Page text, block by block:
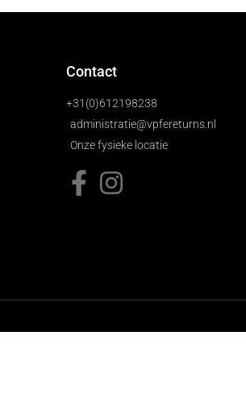
Contact
+31(0)612198238
administratie@vpfereturns.nl
Onze fysieke locatie